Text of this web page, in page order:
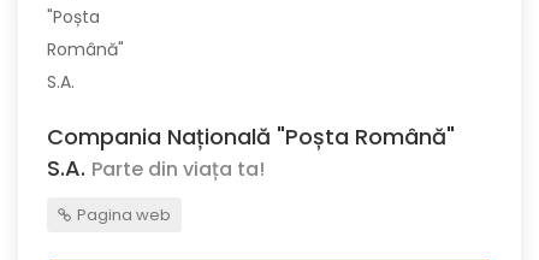
Compania Națională "Poșta Română"
S.A. Parte din viața ta!
Pagina web